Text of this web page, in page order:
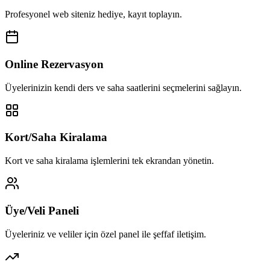
Profesyonel web siteniz hediye, kayıt toplayın.
Online Rezervasyon
Üyelerinizin kendi ders ve saha saatlerini seçmelerini sağlayın.
Kort/Saha Kiralama
Kort ve saha kiralama işlemlerini tek ekrandan yönetin.
Üye/Veli Paneli
Üyeleriniz ve veliler için özel panel ile şeffaf iletişim.